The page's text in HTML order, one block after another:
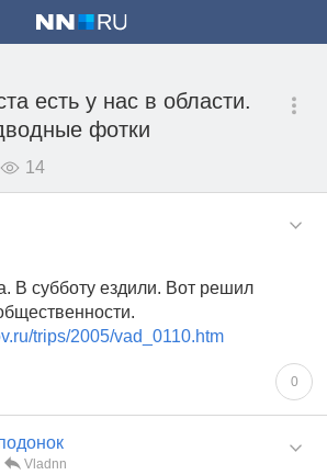
есть у нас в области.
фотки
14
В субботу ездили. Вот решил
trips/2005/vad_0110.htm
0
Vladnn